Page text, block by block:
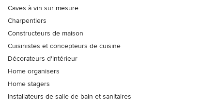
Caves à vin sur mesure
Charpentiers
Constructeurs de maison
Cuisinistes et concepteurs de cuisine
Décorateurs d'intérieur
Home organisers
Home stagers
Installateurs de salle de bain et sanitaires